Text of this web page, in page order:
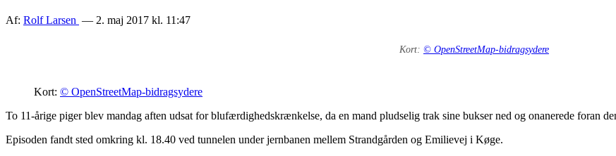
Af: Rolf Larsen — 2. maj 2017 kl. 11:47
Kort: © OpenStreetMap-bidragsydere
Kort: © OpenStreetMap-bidragsydere
To 11-årige piger blev mandag aften udsat for blufærdighedskrænkelse, da en mand pludselig trak sine bukser ned og onanerede foran
Episoden fandt sted omkring kl. 18.40 ved tunnelen under jernbanen mellem Strandgården og Emilievej i Køge.